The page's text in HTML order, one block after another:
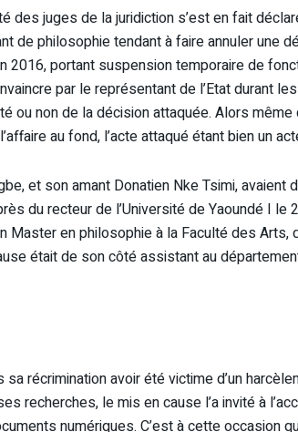
des juges de la juridiction s’est en fait
de philosophie tendant à faire annuler une
2016, portant suspension temporaire de
par le représentant de l’Etat durant
ou non de la décision attaquée. Alors
au fond, l’acte attaqué étant bien un
et son amant Donatien Nke Tsimi,
du recteur de l’Université de Yaoundé I le
Master en philosophie à la Faculté des
était de son côté assistant au
récrimination avoir été victime d’un
recherches, le mis en cause l’a invité à
numériques. C’est à cette occasion